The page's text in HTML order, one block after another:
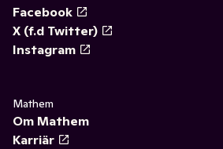
Facebook
X (f.d Twitter)
Instagram
Mathem
Om Mathem
Karriär